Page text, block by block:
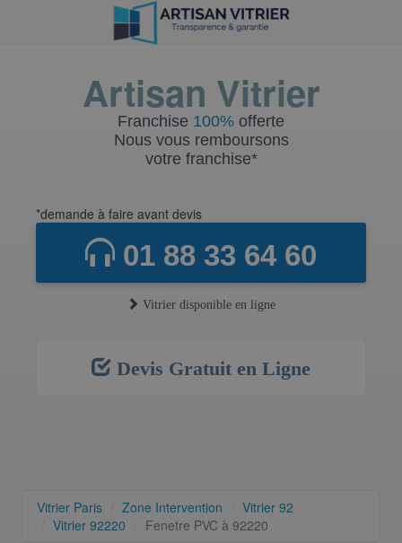
Artisan Vitrier
Franchise 100% offerte
Nous vous remboursons
votre franchise*
*demande à faire avant devis
01 88 33 64 60
Vitrier disponible en ligne
Devis Gratuit en Ligne
Vitrier Paris Zone Intervention
Vitrier 92
Vitrier 92220
Fenetre PVC à 92220